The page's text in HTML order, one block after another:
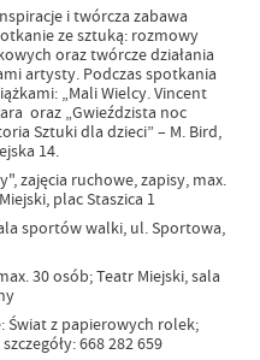
i twórcza zabawa
ze sztuką: rozmowy
oraz twórcze działania
artysty. Podczas spotkania
„Mali Wielcy. Vincent
oraz „Gwieździsta noc
Sztuki dla dzieci” – M. Bird,
14.
zajęcia ruchowe, zapisy, max.
plac Staszica 1
sportów walki, ul. Sportowa,
30 osób; Teatr Miejski, sala
Świat z papierowych rolek;
668 282 659